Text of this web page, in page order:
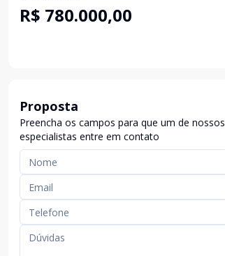
R$ 780.000,00
Proposta
Preencha os campos para que um de nossos
especialistas entre em contato